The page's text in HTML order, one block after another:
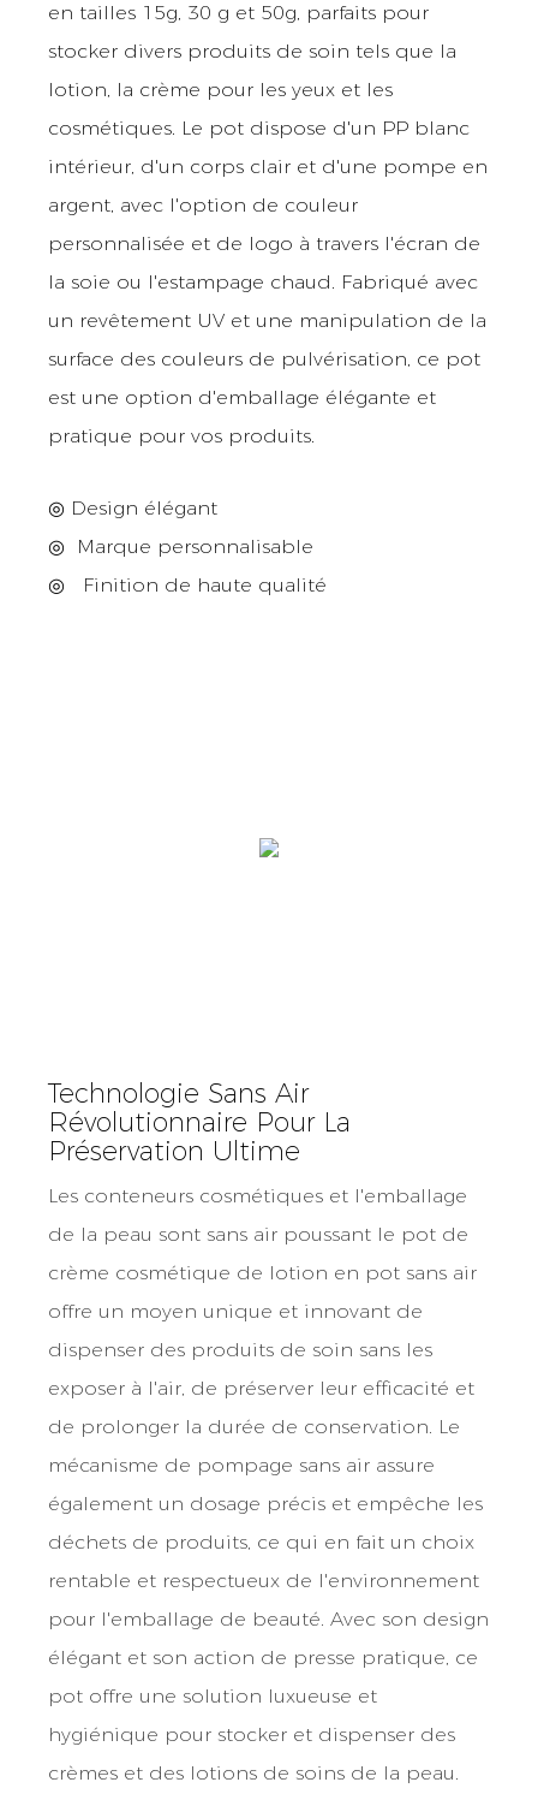
en tailles 15g, 30 g et 50g, parfaits pour
stocker divers produits de soin tels que la
lotion, la crème pour les yeux et les
cosmétiques. Le pot dispose d'un PP blanc
intérieur, d'un corps clair et d'une pompe en
argent, avec l'option de couleur
personnalisée et de logo à travers l'écran de
la soie ou l'estampage chaud. Fabriqué avec
un revêtement UV et une manipulation de la
surface des couleurs de pulvérisation, ce pot
est une option d'emballage élégante et
pratique pour vos produits.
◎ Design élégant
◎
Marque personnalisable
◎
Finition de haute qualité
Technologie Sans Air
Révolutionnaire Pour La
Préservation Ultime
Les conteneurs cosmétiques et l'emballage
de la peau sont sans air poussant le pot de
crème cosmétique de lotion en pot sans air
offre un moyen unique et innovant de
dispenser des produits de soin sans les
exposer à l'air, de préserver leur efficacité et
de prolonger la durée de conservation. Le
mécanisme de pompage sans air assure
également un dosage précis et empêche les
déchets de produits, ce qui en fait un choix
rentable et respectueux de l'environnement
pour l'emballage de beauté. Avec son design
élégant et son action de presse pratique, ce
pot offre une solution luxueuse et
hygiénique pour stocker et dispenser des
crèmes et des lotions de soins de la peau.